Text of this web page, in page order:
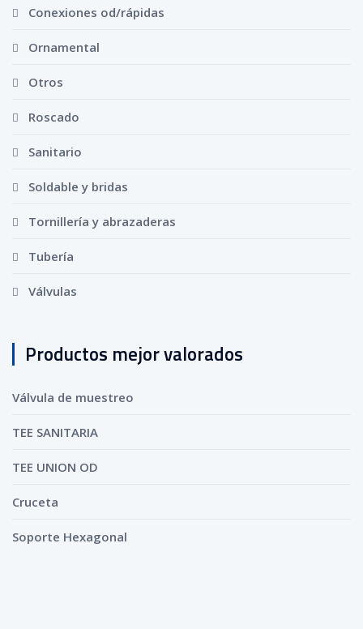
Conexiones od/rápidas
Ornamental
Otros
Roscado
Sanitario
Soldable y bridas
Tornillería y abrazaderas
Tubería
Válvulas
Productos mejor valorados
Válvula de muestreo
TEE SANITARIA
TEE UNION OD
Cruceta
Soporte Hexagonal